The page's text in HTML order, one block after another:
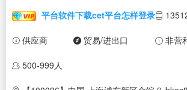
平台软件下载cet平台怎样登录
供应商 贸易/进出口 非营
500-999人